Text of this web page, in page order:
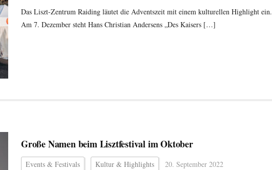
Das Liszt-Zentrum Raiding läutet die Adventszeit mit einem kulturellen Highlight ein.
Am 7. Dezember steht Hans Christian Andersens „Des Kaisers […]
Große Namen beim Lisztfestival im Oktober
Events & Festivals Kultur & Highlights 20. September 2022